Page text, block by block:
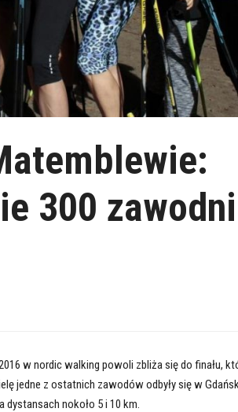
300
w nordic walking powoli zbliża się do finału,
jedne z ostatnich zawodów odbyły się w
dystansach nokoło 5 i 10 km.